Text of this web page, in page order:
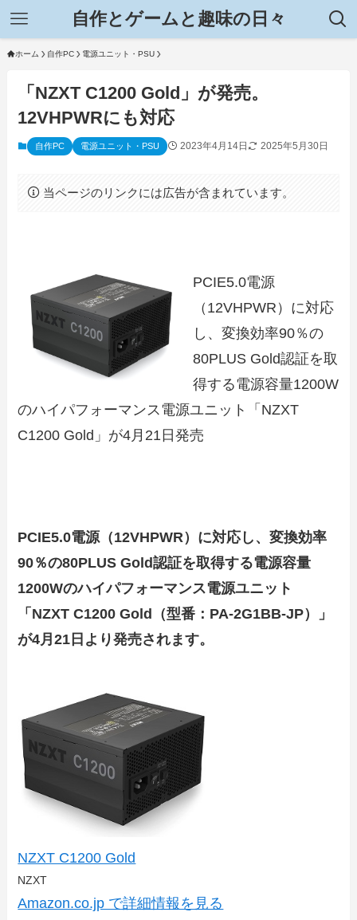
自作とゲームと趣味の日々
ホーム 自作PC 電源ユニット・PSU
「NZXT C1200 Gold」が発売。
12VHPWRにも対応
自作PC 電源ユニット・PSU 2023年4月14日 2025年5月30日
当ページのリンクには広告が含まれています。
PCIE5.0電源
（12VHPWR）に対応
し、変換効率90％の
80PLUS Gold認証を取
得する電源容量1200W
のハイパフォーマンス電源ユニット「NZXT
C1200 Gold」が4月21日発売
PCIE5.0電源（12VHPWR）に対応し、変換効率
90％の80PLUS Gold認証を取得する電源容量
1200Wのハイパフォーマンス電源ユニット
「NZXT C1200 Gold（型番：PA-2G1BB-JP）」
が4月21日より発売されます。
NZXT C1200 Gold
NZXT
Amazon.co.jp で詳細情報を見る